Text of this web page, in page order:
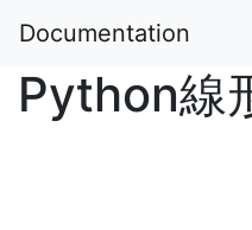
Documentation
Python線